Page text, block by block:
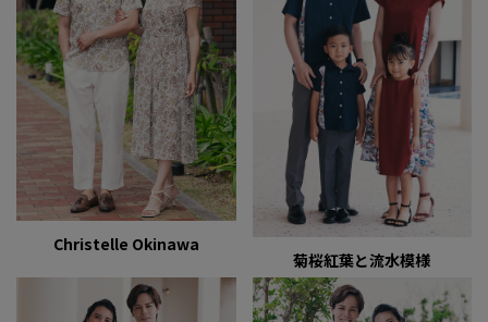
Christelle Okinawa
菊桜紅葉と流水模様